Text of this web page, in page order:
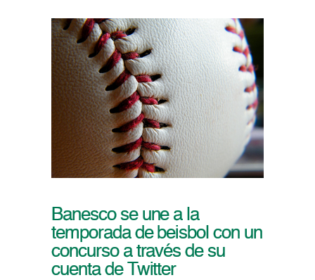
Banesco se une a la
temporada de beisbol con un
concurso a través de su
cuenta de Twitter